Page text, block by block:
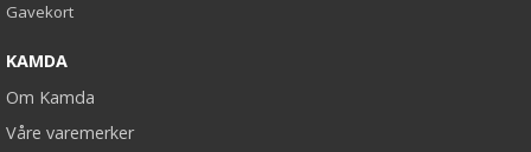
Gavekort
KAMDA
Om Kamda
Våre varemerker